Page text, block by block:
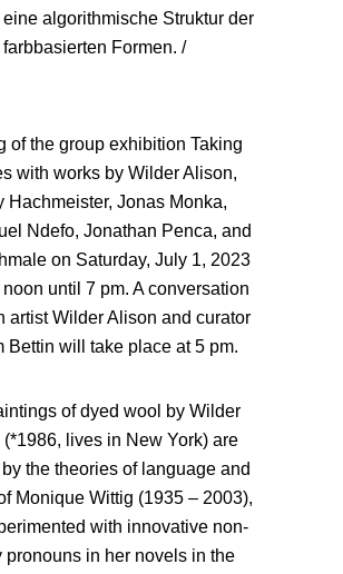
algorithmische Struktur der
farbbasierten Formen. /
of the group exhibition Taking
with works by Wilder Alison,
Hachmeister, Jonas Monka,
Ndefo, Jonathan Penca, and
on Saturday, July 1, 2023
until 7 pm. A conversation
artist Wilder Alison and curator
Bettin will take place at 5 pm.
of dyed wool by Wilder
lives in New York) are
the theories of language and
Monique Wittig (1935 – 2003),
with innovative non-
pronouns in her novels in the